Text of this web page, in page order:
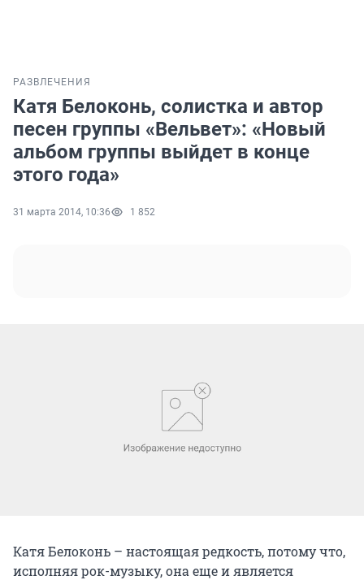
РАЗВЛЕЧЕНИЯ
Катя Белоконь, солистка и автор
песен группы «Вельвет»: «Новый
альбом группы выйдет в конце
этого года»
31 марта 2014, 10:36 1 852
Катя Белоконь – настоящая редкость, потому что,
исполняя рок-музыку, она еще и является